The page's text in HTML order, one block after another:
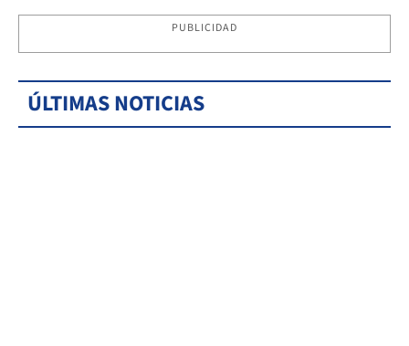
PUBLICIDAD
ÚLTIMAS NOTICIAS